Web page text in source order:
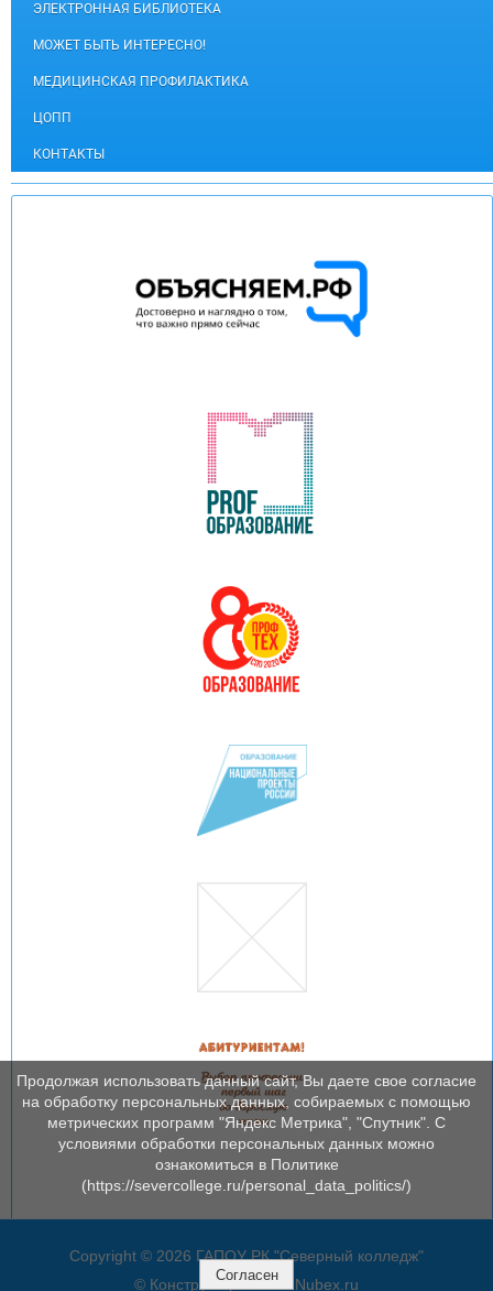
ЭЛЕКТРОННАЯ БИБЛИОТЕКА
МОЖЕТ БЫТЬ ИНТЕРЕСНО!
МЕДИЦИНСКАЯ ПРОФИЛАКТИКА
ЦОПП
КОНТАКТЫ
Copyright © 2026 ГАПОУ РК "Северный колледж"
© Конструктор сайтов Nubex.ru
Продолжая использовать данный сайт, Вы даете свое согласие
на обработку персональных данных, собираемых с помощью
метрических программ "Яндекс Метрика", "Спутник". С
условиями обработки персональных данных можно
ознакомиться в Политике
(https://severcollege.ru/personal_data_politics/)
Согласен